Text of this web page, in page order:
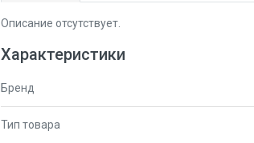
Описание отсутствует.
Характеристики
Бренд
Тип товара